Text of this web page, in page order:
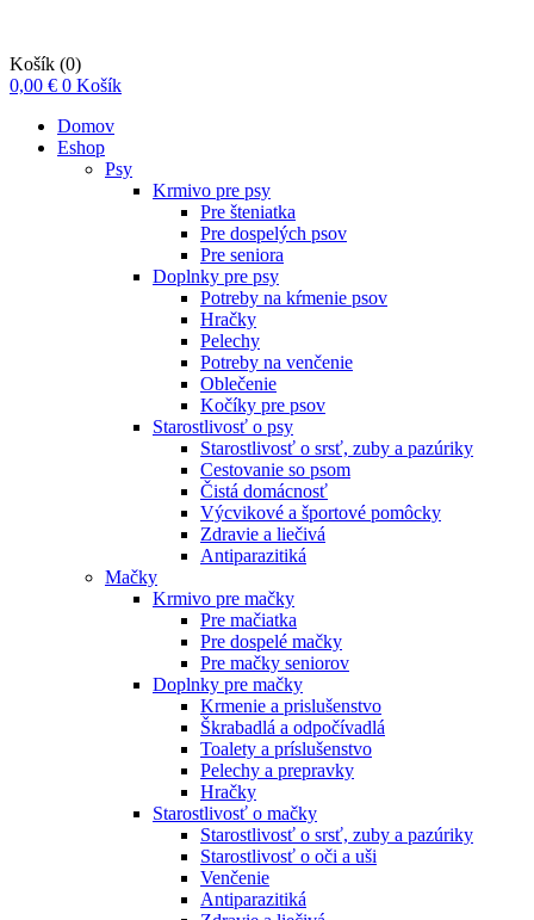
Košík (0)
0,00 € 0 Košík
Domov
Eshop
Psy
Krmivo pre psy
Pre šteniatka
Pre dospelých psov
Pre seniora
Doplnky pre psy
Potreby na kŕmenie psov
Hračky
Pelechy
Potreby na venčenie
Oblečenie
Kočíky pre psov
Starostlivosť o psy
Starostlivosť o srsť, zuby a pazúriky
Cestovanie so psom
Čistá domácnosť
Výcvikové a športové pomôcky
Zdravie a liečivá
Antiparazitiká
Mačky
Krmivo pre mačky
Pre mačiatka
Pre dospelé mačky
Pre mačky seniorov
Doplnky pre mačky
Krmenie a prislušenstvo
Škrabadlá a odpočívadlá
Toalety а príslušenstvo
Pelechy a prepravky
Hračky
Starostlivosť o mačky
Starostlivosť o srsť, zuby a pazúriky
Starostlivosť o oči a uši
Venčenie
Antiparazitiká